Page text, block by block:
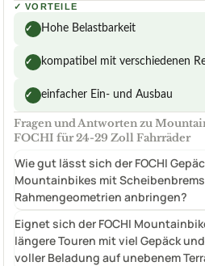
✓ VORTEILE
✓ Hohe Belastbarkeit
✓ kompatibel mit verschiedenen
✓ einfacher Ein- und Ausbau
Fragen und Antworten zu
FOCHI für 24-29 Zoll Fahrräder
Wie gut lässt sich der FOCHI
Mountainbikes mit
Rahmengeometrien anbringen?
Eignet sich der FOCHI
längere Touren mit viel Gepäck
voller Beladung auf unebenem